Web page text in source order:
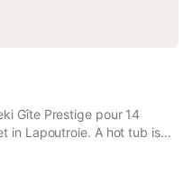
Gîte Prestige pour 14
in Lapoutroie. A hot tub is
facilities. Offering free WiFi
apartment has a...